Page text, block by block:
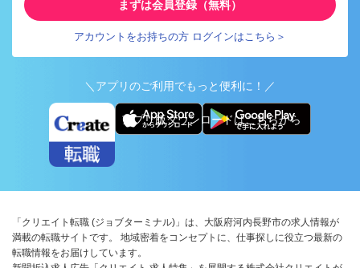
まずは会員登録（無料）
アカウントをお持ちの方 ログインはこちら＞
＼アプリのご利用でもっと便利に！／
アプリ版ダウンロードはこちらから
「クリエイト転職 (ジョブターミナル)」は、大阪府河内長野市の求人情報が
満載の転職サイトです。 地域密着をコンセプトに、仕事探しに役立つ最新の
転職情報をお届けしています。